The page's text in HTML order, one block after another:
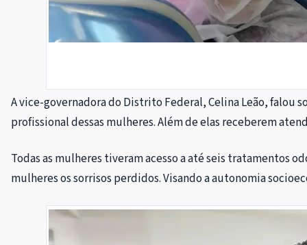
A vice-governadora do Distrito Federal, Celina Leão, falou
profissional dessas mulheres. Além de elas receberem
Todas as mulheres tiveram acesso a até seis
mulheres os sorrisos perdidos. Visando a autonomia